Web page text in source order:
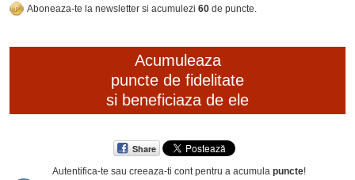
Aboneaza-te la newsletter si acumulezi 60 de puncte.
Acumuleaza
puncte de fidelitate
si beneficiaza de ele
Share
Autentifica-te sau creeaza-ti contpentru a acumula puncte!